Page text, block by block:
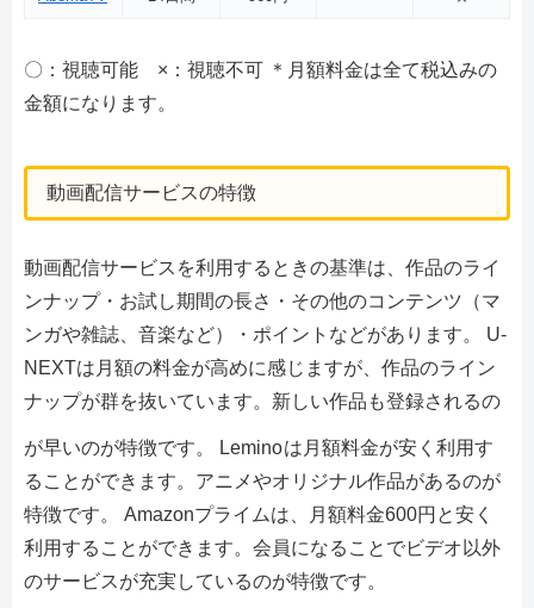
〇：視聴可能 ×：視聴不可 ＊月額料金は全て税込みの
金額になります。
動画配信サービスの特徴
動画配信サービスを利用するときの基準は、作品のライ
ンナップ・お試し期間の長さ・その他のコンテンツ（マ
ンガや雑誌、音楽など）・ポイントなどがあります。 U-
NEXTは月額の料金が高めに感じますが、作品のライン
ナップが群を抜いています。新しい作品も登録されるの
が早いのが特徴です。 Leminoは月額料金が安く利用す
ることができます。アニメやオリジナル作品があるのが
特徴です。 Amazonプライムは、月額料金600円と安く
利用することができます。会員になることでビデオ以外
のサービスが充実しているのが特徴です。